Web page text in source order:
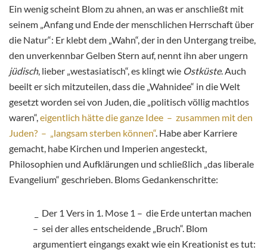
Ein wenig scheint Blom zu ahnen, an was er anschließt mit
seinem „Anfang und Ende der menschlichen Herrschaft über
die Natur“: Er klebt dem „Wahn“, der in den Untergang treibe,
den unverkennbar Gelben Stern auf, nennt ihn aber ungern
jüdisch, lieber „westasiatisch“, es klingt wie Ostküste. Auch
beeilt er sich mitzuteilen, dass die „Wahnidee“ in die Welt
gesetzt worden sei von Juden, die „politisch völlig machtlos
waren“, eigentlich hätte die ganze Idee – zusammen mit den
Juden? – „langsam sterben können“. Habe aber Karriere
gemacht, habe Kirchen und Imperien angesteckt,
Philosophien und Aufklärungen und schließlich „das liberale
Evangelium“ geschrieben. Bloms Gedankenschritte:
_ Der 1 Vers in 1. Mose 1 – die Erde untertan machen
– sei der alles entscheidende „Bruch“. Blom
argumentiert eingangs exakt wie ein Kreationist es tut: